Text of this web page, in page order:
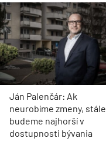
Ján Palenčár: Ak
neurobíme zmeny, stále
budeme najhorší v
dostupnosti bývania